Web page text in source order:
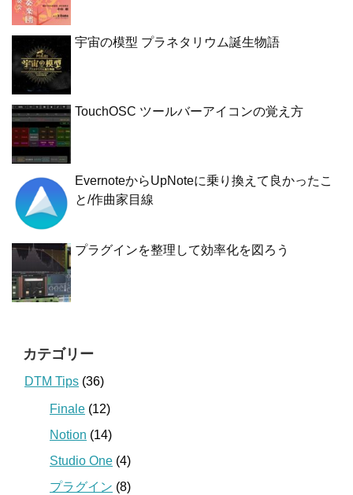
宇宙の模型 プラネタリウム誕生物語
TouchOSC ツールバーアイコンの覚え方
EvernoteからUpNoteに乗り換えて良かったこ
と/作曲家目線
プラグインを整理して効率化を図ろう
カテゴリー
DTM Tips (36)
Finale (12)
Notion (14)
Studio One (4)
プラグイン (8)